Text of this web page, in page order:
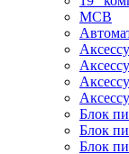
MCB
Блок
Блок
Блок